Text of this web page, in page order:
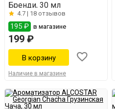
Бренди, 30 мл
4.7 | 18 отзывов
195 ₽ в магазине
199 ₽
Наличие в магазине